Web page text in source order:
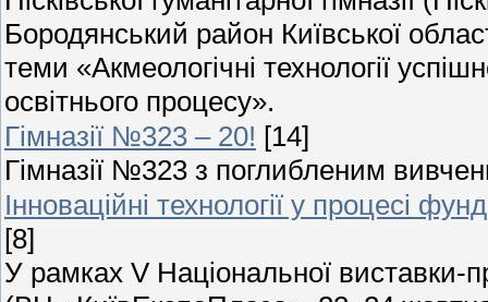
Бородянський район Київської
теми «Акмеологічні технології
освітнього процесу».
Гімназії №323 – 20! [14]
Гімназії №323 з поглибленим
Інноваційні технології у процесі
[8]
У рамках V Національної виставки-